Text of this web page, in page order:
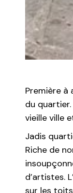
Première à
du
vieille ville
Jadis
Riche de
d’artistes.
sur les